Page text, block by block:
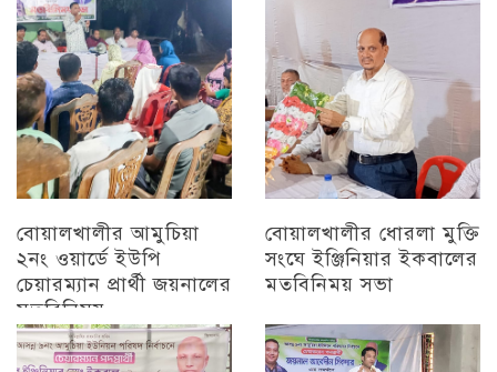
বোয়ালখালীর আমুচিয়া
২নং ওয়ার্ডে ইউপি
চেয়ারম্যান প্রার্থী জয়নালের
মতবিনিময়
চট্টগ্রাম
বোয়ালখালীর ধোরলা মুক্তি
সংঘে ইঞ্জিনিয়ার ইকবালের
মতবিনিময় সভা